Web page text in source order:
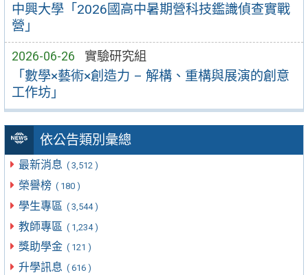
中興大學「2026國高中暑期營科技鑑識偵查實戰
營」
2026-06-26 實驗研究組
「數學×藝術×創造力 – 解構、重構與展演的創意
工作坊」
依公告類別彙總
最新消息 ( 3,512 )
榮譽榜 ( 180 )
學生專區 ( 3,544 )
教師專區 ( 1,234 )
獎助學金 ( 121 )
升學訊息 ( 616 )